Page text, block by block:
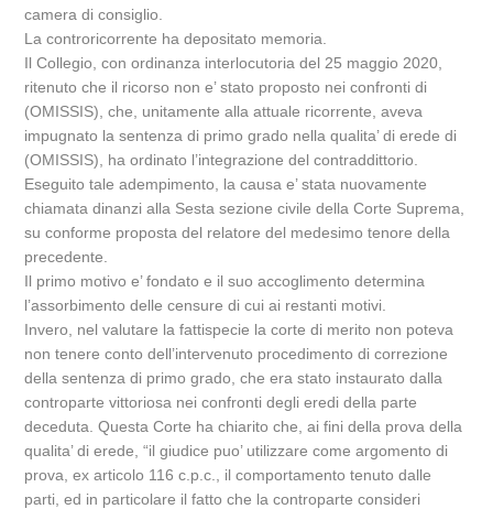
camera di consiglio.
La controricorrente ha depositato memoria.
Il Collegio, con ordinanza interlocutoria del 25 maggio 2020,
ritenuto che il ricorso non e’ stato proposto nei confronti di
(OMISSIS), che, unitamente alla attuale ricorrente, aveva
impugnato la sentenza di primo grado nella qualita’ di erede di
(OMISSIS), ha ordinato l’integrazione del contraddittorio.
Eseguito tale adempimento, la causa e’ stata nuovamente
chiamata dinanzi alla Sesta sezione civile della Corte Suprema,
su conforme proposta del relatore del medesimo tenore della
precedente.
Il primo motivo e’ fondato e il suo accoglimento determina
l’assorbimento delle censure di cui ai restanti motivi.
Invero, nel valutare la fattispecie la corte di merito non poteva
non tenere conto dell’intervenuto procedimento di correzione
della sentenza di primo grado, che era stato instaurato dalla
controparte vittoriosa nei confronti degli eredi della parte
deceduta. Questa Corte ha chiarito che, ai fini della prova della
qualita’ di erede, “il giudice puo’ utilizzare come argomento di
prova, ex articolo 116 c.p.c., il comportamento tenuto dalle
parti, ed in particolare il fatto che la controparte consideri